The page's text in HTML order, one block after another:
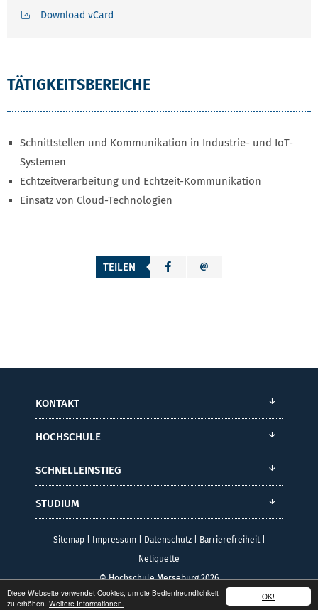
OK!
Diese Webseite verwendet Cookies, um die Bedienfreundlichkeit
zu erhöhen. Weitere Informationen.
Download vCard
TÄTIGKEITSBEREICHE
Schnittstellen und Kommunikation in Industrie- und IoT-
Systemen
Echtzeitverarbeitung und Echtzeit-Kommunikation
Einsatz von Cloud-Technologien
TEILEN
KONTAKT
HOCHSCHULE
SCHNELLEINSTIEG
STUDIUM
Sitemap| Impressum| Datenschutz| Barrierefreiheit|
Netiquette
© Hochschule Merseburg 2026